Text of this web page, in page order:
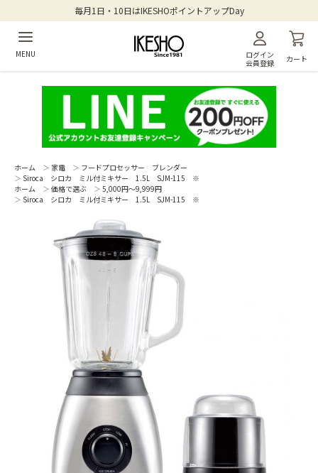
毎月1日・10日はIKESHOポイントアップDay
MENU
ログイン
会員登録
カート
ホーム ＞ 家電 ＞ フードプロセッサー ブレンダー
＞ Siroca シロカ ミル付ミキサー 1.5L SJM-115 ※
ホーム
＞ 価格で選ぶ ＞ 5,000円～9,999円
＞ Siroca シロカ ミル付ミキサー 1.5L SJM-115 ※